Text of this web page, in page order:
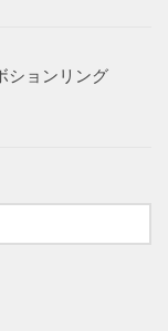
ションリング